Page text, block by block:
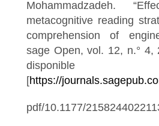
Mohammadzadeh.
metacognitive reading
comprehension of
sage Open, vol. 12, n.° 4,
[https://
pdf/10.1177/